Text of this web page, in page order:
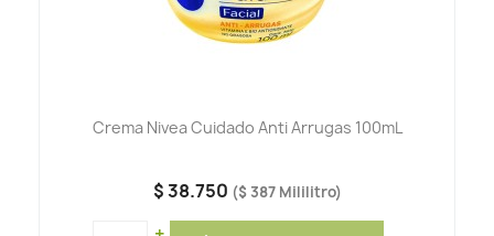
Crema Nivea Cuidado Anti Arrugas 100mL
$ 38.750 ($ 387 Mililitro)